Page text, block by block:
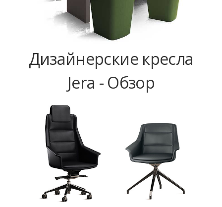
Дизайнерские кресла
Jera - Обзор